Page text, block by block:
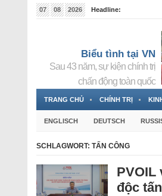
07 08 2026
Headline:
Biểu tình tại VN
Sau 43 năm, sự kiện chính trị
chấn động toàn quốc
TRANG CHỦ CHÍNH TRỊ
ENGLISCH DEUTSCH
SCHLAGWORT: TẤN CÔNG
PVOIL
độc